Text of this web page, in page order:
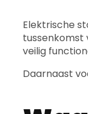
Elektrische
tussenkomst
veilig
Daarnaast